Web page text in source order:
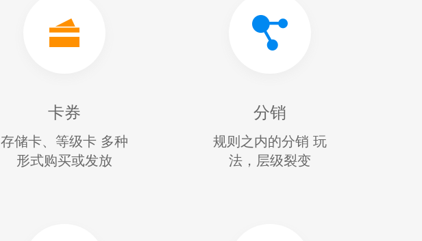
卡券
存储卡、等级卡 多种
形式购买或发放
分销
规则之内的分销 玩
法，层级裂变